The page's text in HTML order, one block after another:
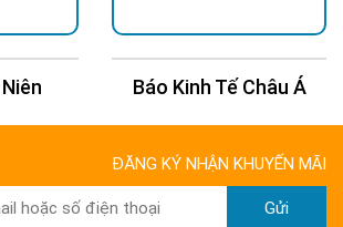
Báo Kinh Tế Châu Á
ĐĂNG KÝ NHẬN KHUYẾN MÃI
Gửi